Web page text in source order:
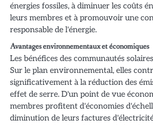
énergies fossiles, à diminuer les coûts
leurs membres et à promouvoir une
responsable de l'énergie.
Avantages environnementaux et économiques
Les bénéfices des communautés
Sur le plan environnemental, elles
significativement à la réduction des
effet de serre. D'un point de vue
membres profitent d'économies
diminution de leurs factures